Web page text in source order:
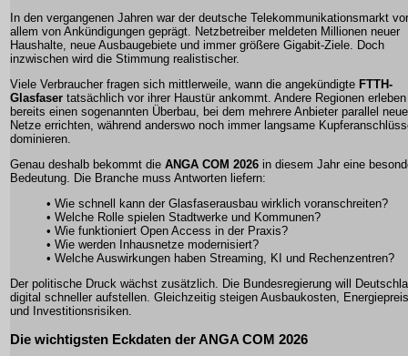
In den vergangenen Jahren war der deutsche Telekommunikationsmarkt vor
allem von Ankündigungen geprägt. Netzbetreiber meldeten Millionen neuer
Haushalte, neue Ausbaugebiete und immer größere Gigabit-Ziele. Doch
inzwischen wird die Stimmung realistischer.
Viele Verbraucher fragen sich mittlerweile, wann die angekündigte FTTH-
Glasfaser tatsächlich vor ihrer Haustür ankommt. Andere Regionen erleben
bereits einen sogenannten Überbau, bei dem mehrere Anbieter parallel neue
Netze errichten, während anderswo noch immer langsame
dominieren.
Genau deshalb bekommt die ANGA COM 2026 in diesem Jahr eine
Bedeutung. Die Branche muss Antworten liefern:
• Wie schnell kann der Glasfaserausbau wirklich voranschreiten?
• Welche Rolle spielen Stadtwerke und Kommunen?
• Wie funktioniert Open Access in der Praxis?
• Wie werden Inhausnetze modernisiert?
• Welche Auswirkungen haben Streaming, KI und Rechenzentren?
Der politische Druck wächst zusätzlich. Die Bundesregierung will
digital schneller aufstellen. Gleichzeitig steigen Ausbaukosten,
und Investitionsrisiken.
Die wichtigsten Eckdaten der ANGA COM 2026